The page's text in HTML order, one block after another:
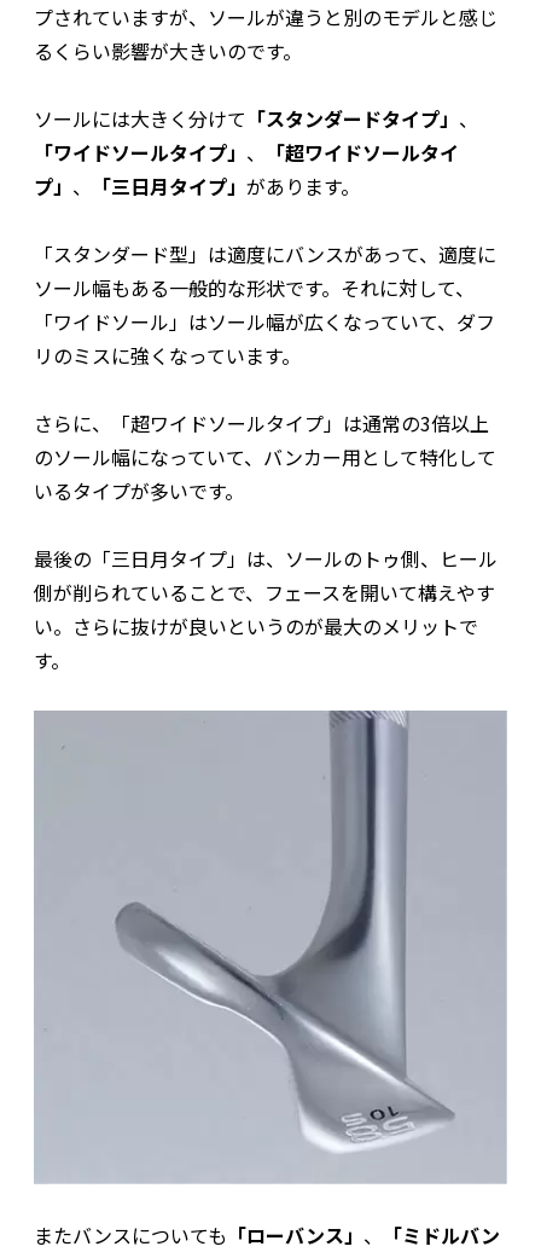
プされていますが、ソールが違うと別のモデルと感じ
るくらい影響が大きいのです。
ソールには大きく分けて 「スタンダードタイプ」 、
「ワイドソールタイプ」 、
「超ワイドソールタイ
プ」 、 「三日月タイプ」 があります。
「スタンダード型」は適度にバンスがあって、適度に
ソール幅もある一般的な形状です。それに対して、
「ワイドソール」はソール幅が広くなっていて、ダフ
リのミスに強くなっています。
さらに、「超ワイドソールタイプ」は通常の3倍以上
のソール幅になっていて、バンカー用として特化して
いるタイプが多いです。
最後の「三日月タイプ」は、ソールのトゥ側、ヒール
側が削られていることで、フェースを開いて構えやす
い。さらに抜けが良いというのが最大のメリットで
す。
またバンスについても 「ローバンス」 、
「ミドルバン